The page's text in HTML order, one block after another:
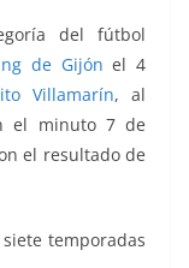
del fútbol
de Gijón el 4
Villamarín, al
el minuto 7 de
el resultado de
temporadas